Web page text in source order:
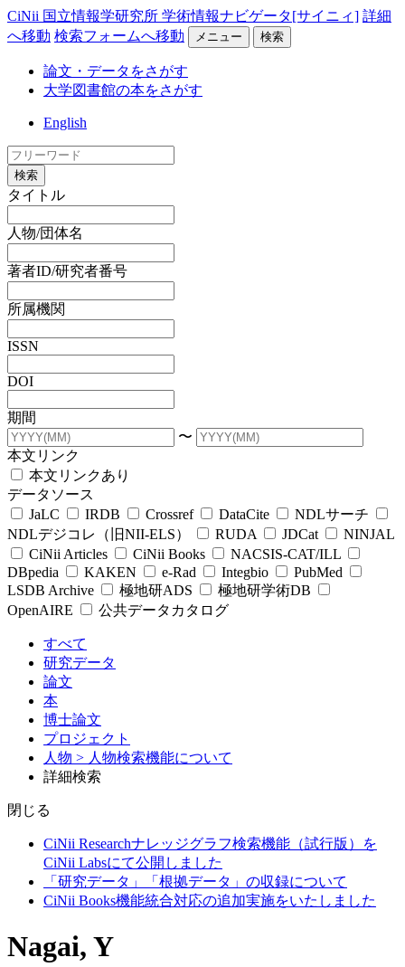
CiNii 国立情報学研究所 学術情報ナビゲータ[サイニィ] 詳細
へ移動 検索フォームへ移動 メニュー 検索
論文・データをさがす
大学図書館の本をさがす
English
検索
タイトル
人物/団体名
著者ID/研究者番号
所属機関
ISSN
DOI
期間
〜
本文リンク
本文リンクあり
データソース
JaLC
IRDB Crossref DataCite
NDLサーチ
NDLデジコレ（旧NII-ELS）
RUDA JDCat
NINJAL
CiNii Articles
CiNii Books
NACSIS-CAT/ILL
DBpedia
KAKEN e-Rad Integbio
PubMed
LSDB Archive
極地研ADS
極地研学術DB
OpenAIRE
公共データカタログ
すべて
研究データ
論文
本
博士論文
プロジェクト
人物 > 人物検索機能について
詳細検索
閉じる
CiNii Researchナレッジグラフ検索機能（試行版）を
CiNii Labsにて公開しました
「研究データ」「根拠データ」の収録について
CiNii Books機能統合対応の追加実施をいたしました
Nagai, Y